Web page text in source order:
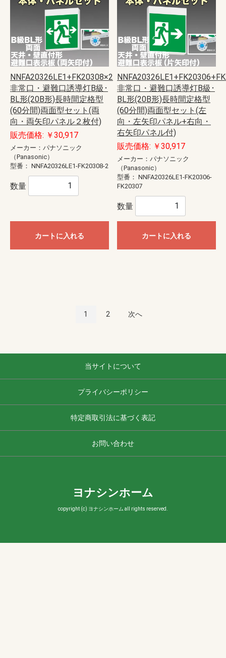
NNFA20326LE1+FK20308×2
非常口・避難口誘導灯B級･
BL形(20B形)長時間定格型
(60分間)両面型セット(両
向・両矢印パネル２枚付)
販売価格: ￥30,917
メーカー：パナソニック
（Panasonic）
型番： NNFA20326LE1-FK20308-2
数量
カートに入れる
非常口・避難口誘導灯B級･
BL形(20B形)長時間定格型
(60分間)両面型セット(左
向・左矢印パネル+右向・
右矢印パネル付)
販売価格: ￥30,917
メーカー：パナソニック
（Panasonic）
型番： NNFA20326LE1-FK20306-
FK20307
数量
カートに入れる
1 2 次へ
当サイトについて
プライバシーポリシー
特定商取引法に基づく表記
お問い合わせ
ヨナシンホーム
copyright (c) ヨナシンホーム all rights reserved.